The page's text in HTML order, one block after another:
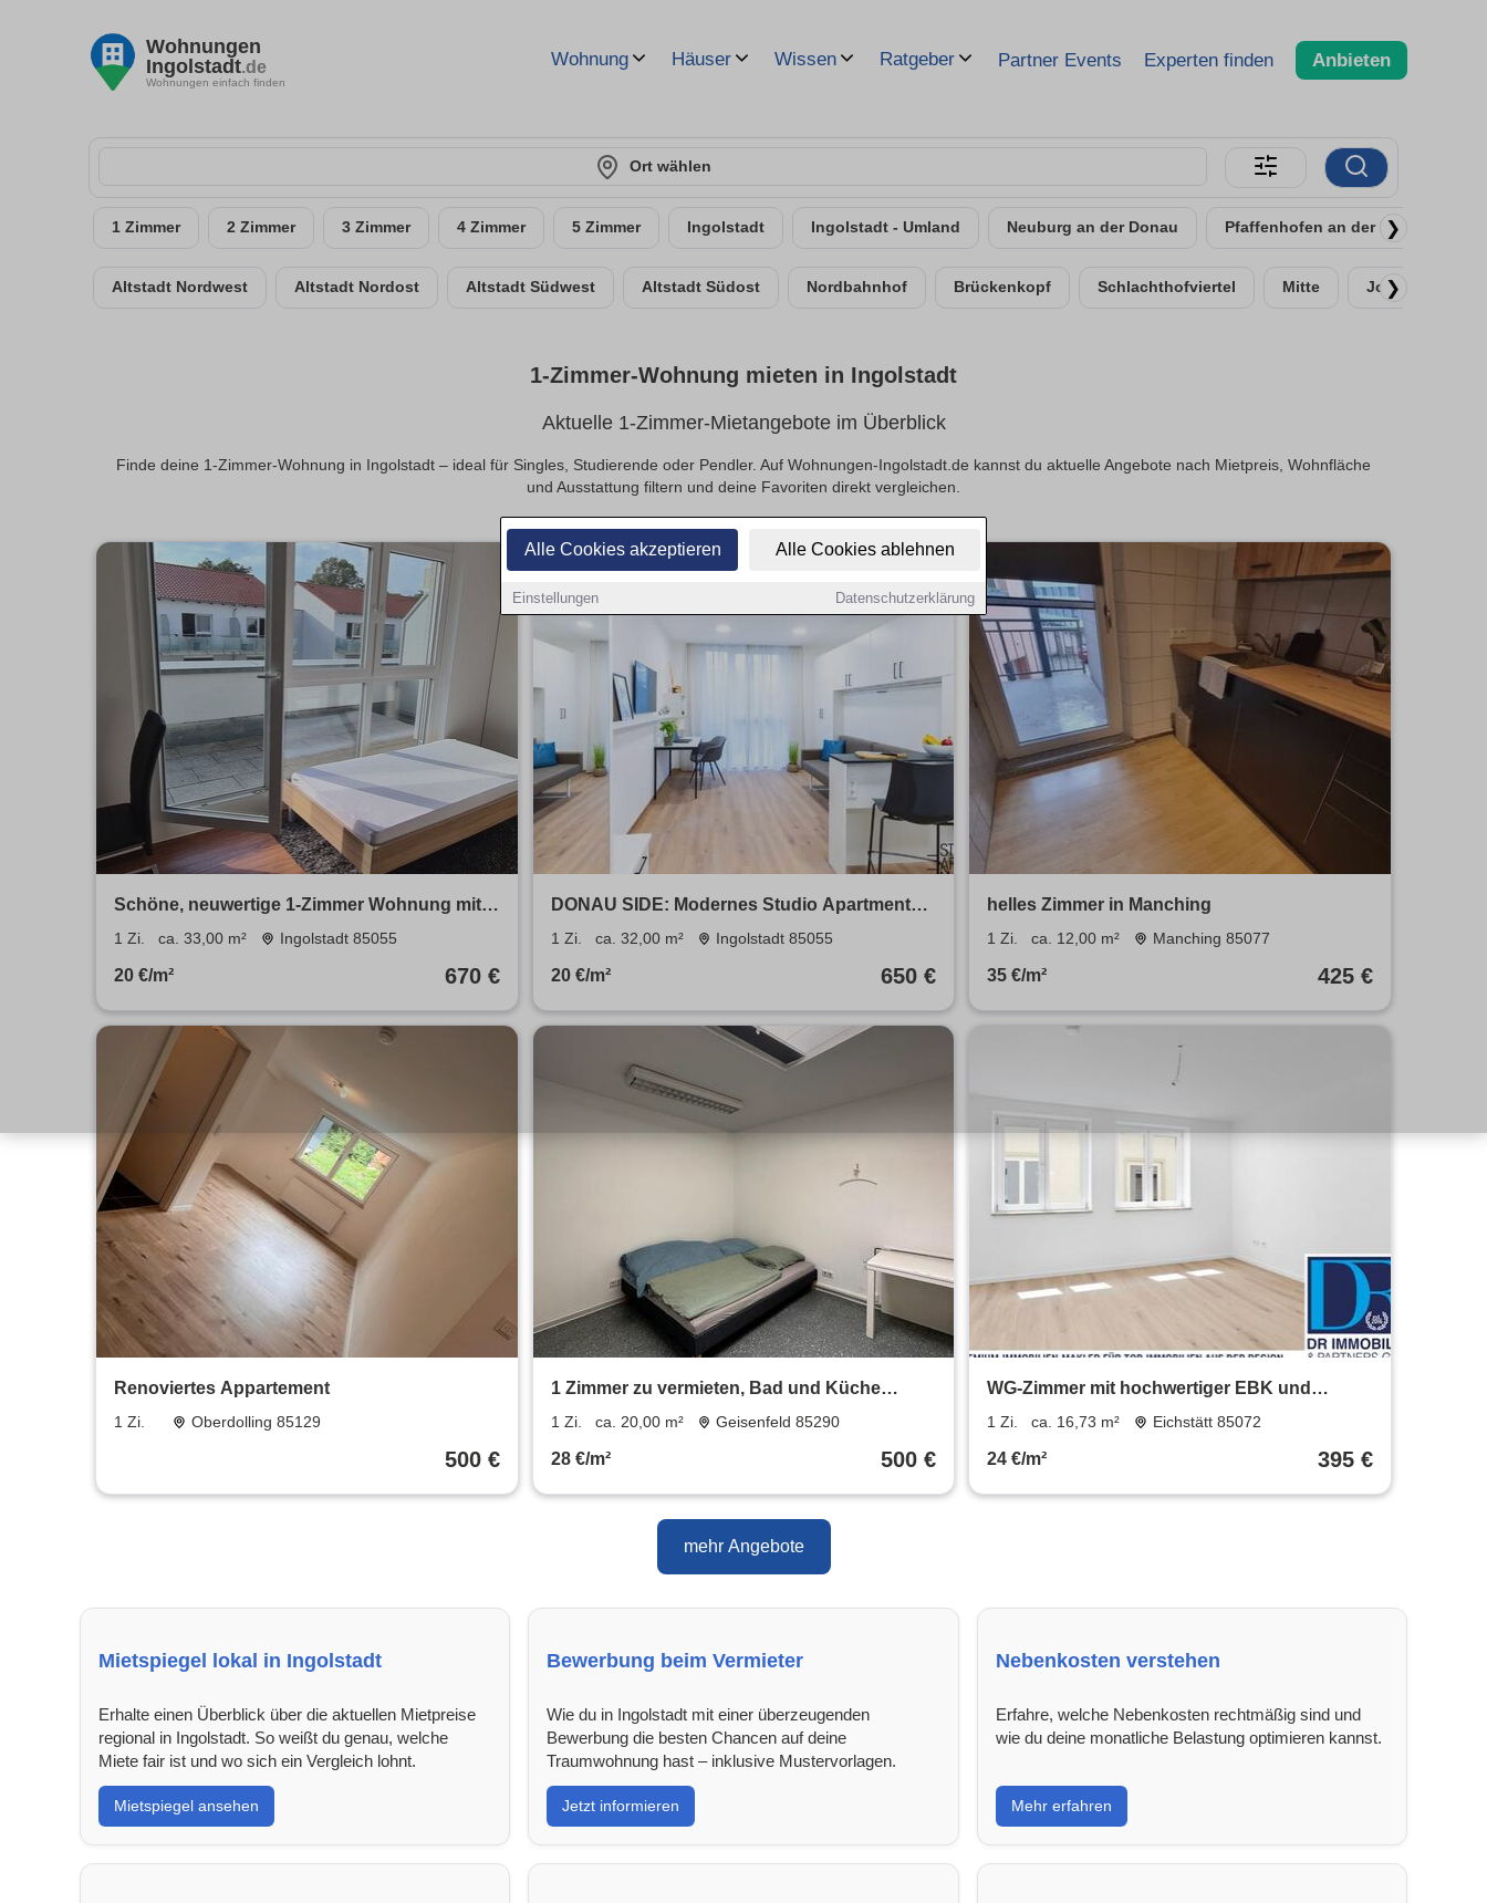
Alle Cookies akzeptieren Alle Cookies ablehnen
Einstellungen Datenschutzerklärung
Wohnungen
Ingolstadt.de
Wohnungen einfach finden
Wohnung Häuser Wissen Ratgeber Partner Events Experten finden Anbieten
Ort wählen
1 Zimmer 2 Zimmer 3 Zimmer 4 Zimmer 5 Zimmer Ingolstadt Ingolstadt - Umland Neuburg an der Donau Pfaffenhofen an der Ilm
❯
Altstadt Nordwest Altstadt Nordost Altstadt Südwest Altstadt Südost Nordbahnhof Brückenkopf Schlachthofviertel Mitte Josephviertel
❯
1-Zimmer-Wohnung mieten in Ingolstadt
Aktuelle 1-Zimmer-Mietangebote im Überblick
Finde deine 1-Zimmer-Wohnung in Ingolstadt – ideal für Singles, Studierende oder Pendler. Auf Wohnungen-Ingolstadt.de kannst du aktuelle Angebote nach Mietpreis, Wohnfläche
und Ausstattung filtern und deine Favoriten direkt vergleichen.
Schöne, neuwertige 1-Zimmer Wohnung mit
SW Dachterrasse und EBK in Ingolstadt
1 Zi. ca. 33,00 m² Ingolstadt 85055
20 €/m² 670 €
DONAU SIDE: Modernes Studio Apartment
mit Fitnessstudio & Co-Working
1 Zi. ca. 32,00 m² Ingolstadt 85055
20 €/m² 650 €
helles Zimmer in Manching
1 Zi. ca. 12,00 m² Manching 85077
35 €/m² 425 €
Renoviertes Appartement
1 Zi. Oberdolling 85129
500 €
1 Zimmer zu vermieten, Bad und Küche
gemeinschaftlich, WARM
1 Zi. ca. 20,00 m² Geisenfeld 85290
28 €/m² 500 €
WG-Zimmer mit hochwertiger EBK und
moderner Ausstattung!
1 Zi. ca. 16,73 m² Eichstätt 85072
24 €/m² 395 €
mehr Angebote
Mietspiegel lokal in Ingolstadt
Erhalte einen Überblick über die aktuellen Mietpreise
regional in Ingolstadt. So weißt du genau, welche
Miete fair ist und wo sich ein Vergleich lohnt.
Mietspiegel ansehen
Bewerbung beim Vermieter
Wie du in Ingolstadt mit einer überzeugenden
Bewerbung die besten Chancen auf deine
Traumwohnung hast – inklusive Mustervorlagen.
Jetzt informieren
Nebenkosten verstehen
Erfahre, welche Nebenkosten rechtmäßig sind und
wie du deine monatliche Belastung optimieren kannst.
Mehr erfahren